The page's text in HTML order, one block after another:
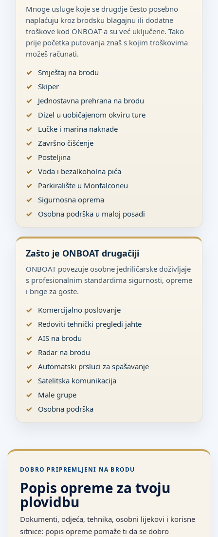
Mnoge usluge koje se drugdje često posebno
naplaćuju kroz brodsku blagajnu ili dodatne
troškove kod ONBOAT-a su već uključene. Tako
prije početka putovanja znaš s kojim troškovima
možeš računati.
Smještaj na brodu
Skiper
Jednostavna prehrana na brodu
Dizel u uobičajenom okviru ture
Lučke i marina naknade
Završno čišćenje
Posteljina
Voda i bezalkoholna pića
Parkiralište u Monfalconeu
Sigurnosna oprema
Osobna podrška u maloj posadi
Zašto je ONBOAT drugačiji
ONBOAT povezuje osobne jedriličarske doživljaje
s profesionalnim standardima sigurnosti, opreme
i brige za goste.
Komercijalno poslovanje
Redoviti tehnički pregledi jahte
AIS na brodu
Radar na brodu
Automatski prsluci za spašavanje
Satelitska komunikacija
Male grupe
Osobna podrška
DOBRO PRIPREMLJENI NA BRODU
Popis opreme za tvoju
plovidbu
Dokumenti, odjeća, tehnika, osobni lijekovi i korisne
sitnice: popis opreme pomaže ti da se dobro